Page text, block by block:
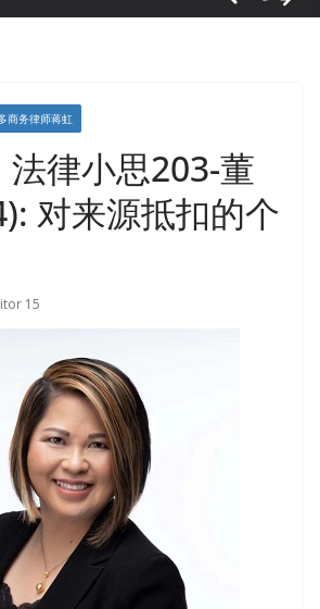
商务律师蒋虹
律小思203-董
对来源抵扣的个
15